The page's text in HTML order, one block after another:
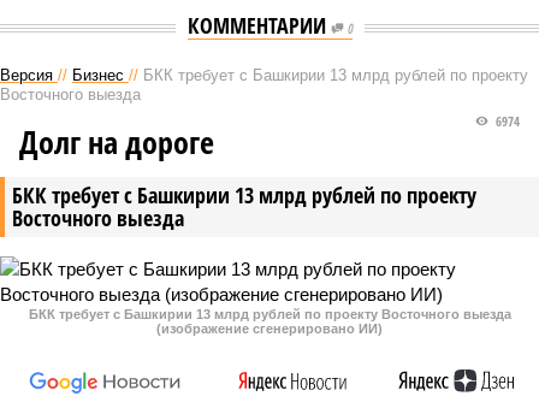
КОММЕНТАРИИ 0
Версия // Бизнес // БКК требует с Башкирии 13 млрд рублей по проекту
Восточного выезда
БКК требует с Башкирии 13 млрд рублей по проекту
Восточного выезда
6974
Долг на дороге
БКК требует с Башкирии 13 млрд рублей по проекту Восточного выезда
(изображение сгенерировано ИИ)